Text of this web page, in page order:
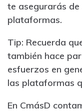
te asegurarás
plataformas.
Tip: Recuerda
también hace
esfuerzos en
las plataformas
En CmásD